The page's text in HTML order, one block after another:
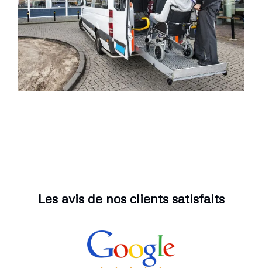
Les avis de nos clients satisfaits